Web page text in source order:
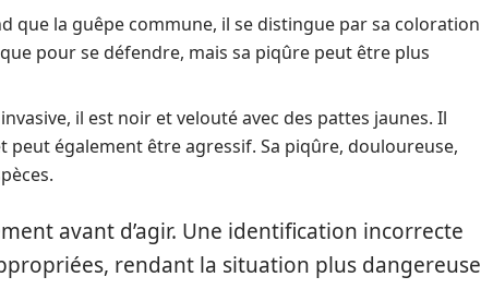
que la guêpe commune, il se distingue par sa coloration
pour se défendre, mais sa piqûre peut être plus
invasive, il est noir et velouté avec des pattes jaunes. Il
également être agressif. Sa piqûre, douloureuse,
avant d’agir. Une identification incorrecte
rendant la situation plus dangereuse